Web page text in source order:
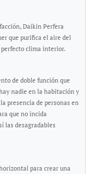
Daikin Perfera
que purifica el aire del
clima interior.
de doble función que
nadie en la habitación y
presencia de personas en
que no incida
las desagradables
para crear una